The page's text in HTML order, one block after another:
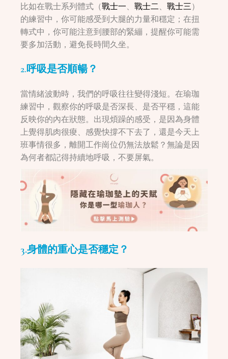
比如在戰士系列體式（戰士一、戰士二、戰士三）
的練習中，你可能感受到大腿的力量和穩定；在扭
轉式中，你可能注意到腰部的緊繃，提醒你可能需
要多加活動，避免長時間久坐。
2.呼吸是否順暢？
當情緒波動時，我們的呼吸往往變得淺短。在瑜珈
練習中，觀察你的呼吸是否深長、是否平穩，這能
反映你的內在狀態。出現煩躁的感受，是因為身體
上覺得肌肉很痠、感覺快撐不下去了，還是今天上
班事情很多，離開工作崗位仍無法放鬆？無論是因
為何者都記得持續地呼吸，不要屏氣。
3.身體的重心是否穩定？